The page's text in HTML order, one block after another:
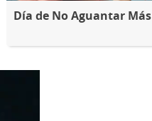
Día de No Aguantar Más